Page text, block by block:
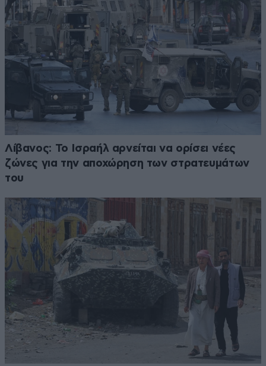
Λίβανος: Το Ισραήλ αρνείται να ορίσει νέες
ζώνες για την αποχώρηση των στρατευμάτων
του